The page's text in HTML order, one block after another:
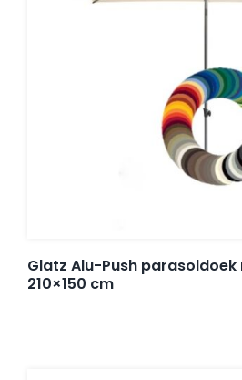
Glatz Alu-Push
210×150 cm